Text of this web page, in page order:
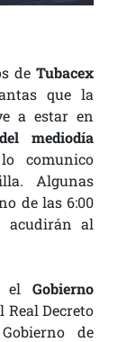
deTubacex
que la
a estar en
mediodía
comunico
Algunas
de las 6:00
acudirán al
elGobierno
Real Decreto
de